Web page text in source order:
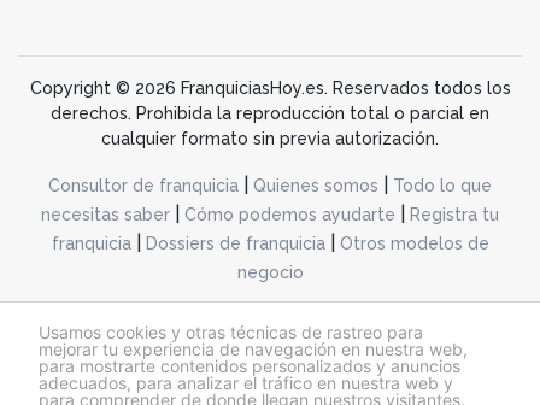
Usamos cookies y otras técnicas de rastreo para
mejorar tu experiencia de navegación en nuestra web,
para mostrarte contenidos personalizados y anuncios
adecuados, para analizar el tráfico en nuestra web y
para comprender de donde llegan nuestros visitantes.
Copyright © 2026 FranquiciasHoy.es. Reservados todos los
derechos. Prohibida la reproducción total o parcial en
cualquier formato sin previa autorización.
Consultor de franquicia Quienes somos
Todo lo que
necesitas saber
Cómo podemos ayudarte
Registra tu
franquicia| Dossiers de franquicia|
Otros modelos de
negocio
@franquiciashoy.es |Aviso legal| Política de cookies|Política de privacidad